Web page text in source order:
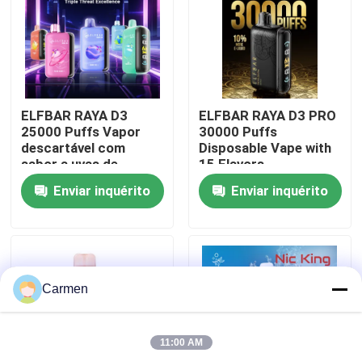
Quem Somos
Fábrica
Controle de Qualidade
Fale Conosco
Vozol Vape
ELFBAR RAYA D3
25000 Puffs Vapor
descartável com
sabor a uvas de
morango
Enviar inquérito
ELFBAR RAYA D3 PRO
30000 Puffs
Disposable Vape with
15 Flavors
Enviar inquérito
Carmen
11:00 AM